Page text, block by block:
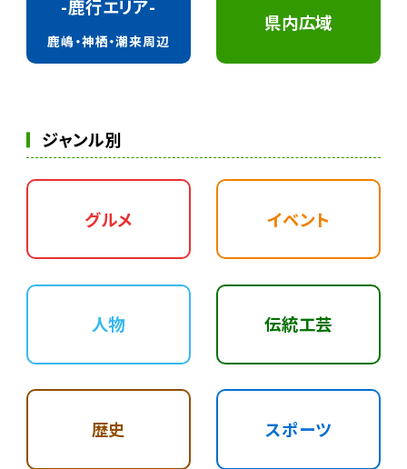
-鹿行エリア-
鹿嶋・神栖・潮来周辺
県内広域
ジャンル別
グルメ イベント
人物 伝統工芸
歴史 スポーツ